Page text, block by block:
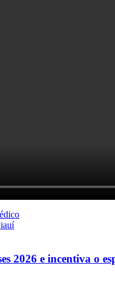
2026 e incentiva o